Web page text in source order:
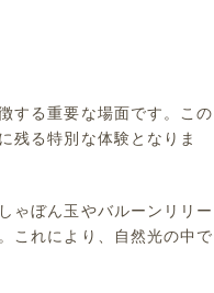
する重要な場面です。この
残る特別な体験となりま
ゃぼん玉やバルーンリリー
これにより、自然光の中で